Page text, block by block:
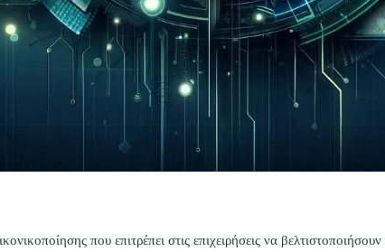
που επιτρέπει στις επιχειρήσεις να